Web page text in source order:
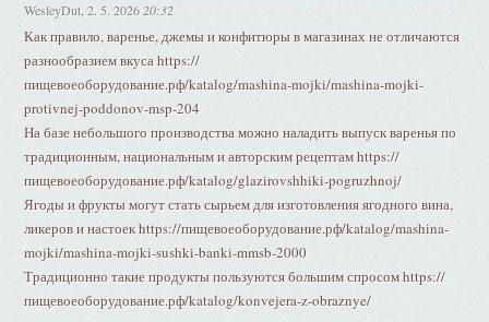
WesleyDut ,2. 5. 2026 20:32
Как правило, варенье, джемы и конфитюры в магазинах не отличаются
разнообразием вкуса https://
пищевоеоборудование.рф/katalog/mashina-mojki/mashina-mojki-
protivnej-poddonov-msp-204
На базе небольшого производства можно наладить выпуск варенья по
традиционным, национальным и авторским рецептам https://
пищевоеоборудование.рф/katalog/glazirovshhiki-pogruzhnoj/
Ягоды и фрукты могут стать сырьем для изготовления ягодного вина,
ликеров и настоек https://пищевоеоборудование.рф/katalog/mashina-
mojki/mashina-mojki-sushki-banki-mmsb-2000
Традиционно такие продукты пользуются большим спросом https://
пищевоеоборудование.рф/katalog/konvejera-z-obraznye/